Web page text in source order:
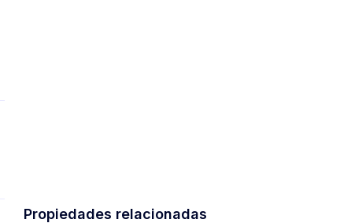
Propiedades relacionadas